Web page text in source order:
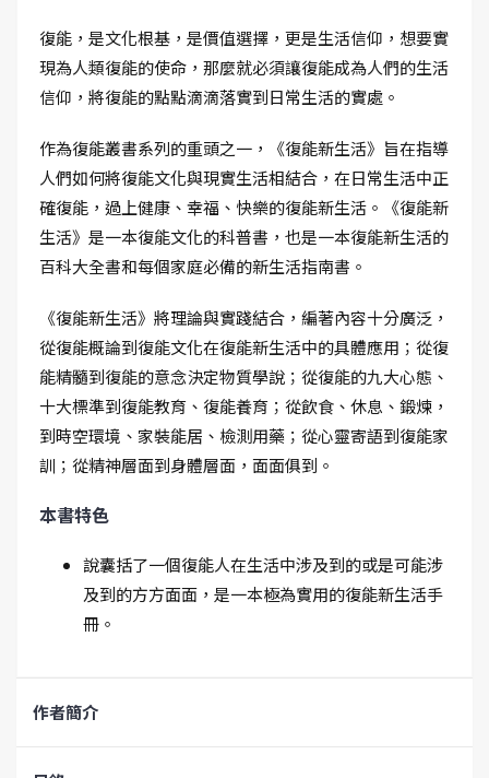
復能，是文化根基，是價值選擇，更是生活信仰，想要實
現為人類復能的使命，那麼就必須讓復能成為人們的生活
信仰，將復能的點點滴滴落實到日常生活的實處。
作為復能叢書系列的重頭之一，《復能新生活》旨在指導
人們如何將復能文化與現實生活相結合，在日常生活中正
確復能，過上健康、幸福、快樂的復能新生活。《復能新
生活》是一本復能文化的科普書，也是一本復能新生活的
百科大全書和每個家庭必備的新生活指南書。
《復能新生活》將理論與實踐結合，編著內容十分廣泛，
從復能概論到復能文化在復能新生活中的具體應用；從復
能精髓到復能的意念決定物質學說；從復能的九大心態、
十大標準到復能教育、復能養育；從飲食、休息、鍛煉，
到時空環境、家裝能居、檢測用藥；從心靈寄語到復能家
訓；從精神層面到身體層面，面面俱到。
本書特色
說囊括了一個復能人在生活中涉及到的或是可能涉
及到的方方面面，是一本極為實用的復能新生活手
冊。
作者簡介